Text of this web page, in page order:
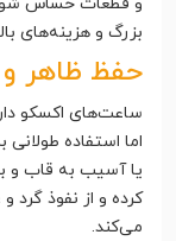
بزرگ و هزینه‌های
حفظ ظاهر
ساعت‌های اکسکو
اما استفاده
یا آسیب به قاب و
کرده و از نفوذ
می‌کند.